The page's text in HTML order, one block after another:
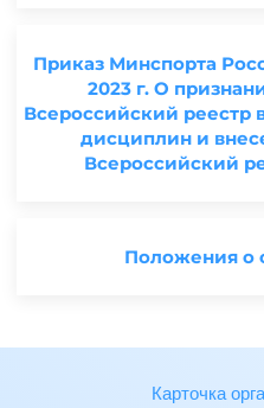
Приказ Минспорта
2023 г. О
Всероссийский реестр
дисциплин и
Всероссийский
Положения о
Карточка